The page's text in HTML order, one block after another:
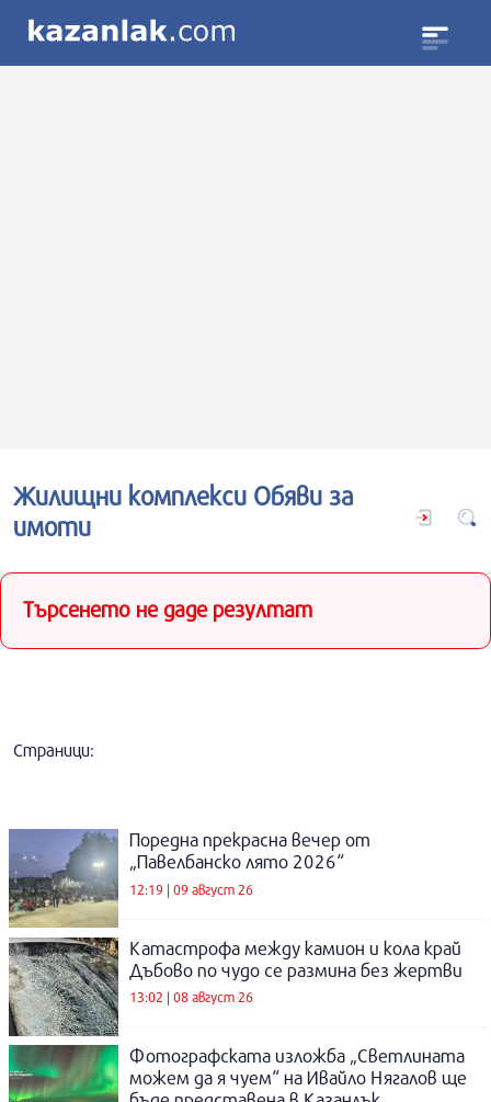
Жилищни комплекси Обяви за
имоти
Търсенето не даде резултат
Страници:
Поредна прекрасна вечер от
„Павелбанско лято 2026“
12:19 | 09 август 26
Катастрофа между камион и кола край
Дъбово по чудо се размина без жертви
13:02 | 08 август 26
Фотографската изложба „Светлината
можем да я чуем“ на Ивайло Нягалов ще